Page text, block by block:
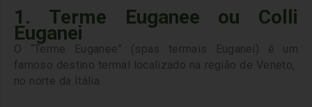
1. Terme Euganee ou Colli
Euganei
O “Terme Euganee” (spas termais Euganei) é um
famoso destino termal localizado na região de Veneto,
no norte da Itália.